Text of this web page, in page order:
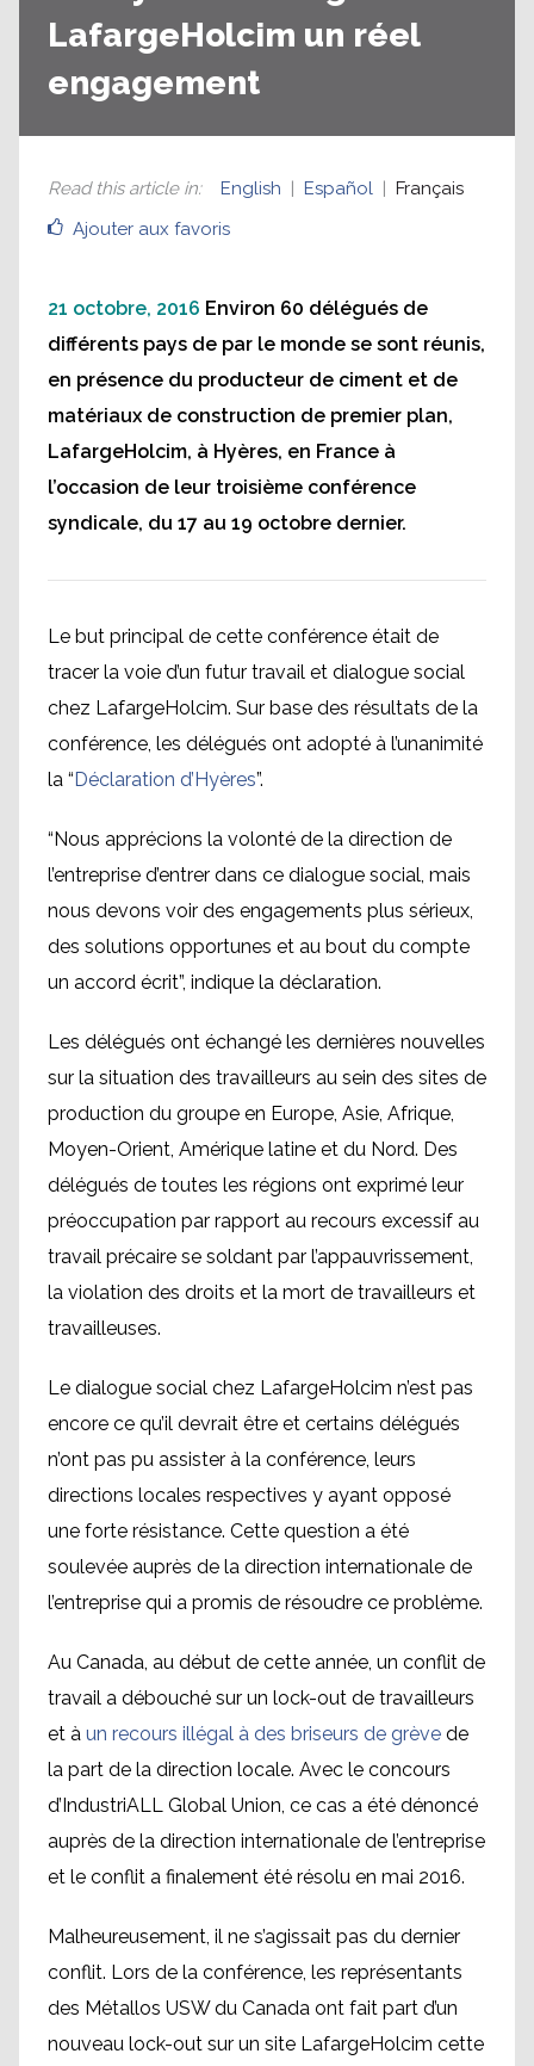
LafargeHolcim un réel
engagement
Ajouter aux favoris
Read this article in: English Español Français
21 octobre, 2016 Environ 60 délégués de
différents pays de par le monde se sont réunis,
en présence du producteur de ciment et de
matériaux de construction de premier plan,
LafargeHolcim, à Hyères, en France à
l’occasion de leur troisième conférence
syndicale, du 17 au 19 octobre dernier.
Le but principal de cette conférence était de
tracer la voie d’un futur travail et dialogue social
chez LafargeHolcim. Sur base des résultats de la
conférence, les délégués ont adopté à l’unanimité
la “Déclaration d’Hyères”.
“Nous apprécions la volonté de la direction de
l’entreprise d’entrer dans ce dialogue social, mais
nous devons voir des engagements plus sérieux,
des solutions opportunes et au bout du compte
un accord écrit”, indique la déclaration.
Les délégués ont échangé les dernières nouvelles
sur la situation des travailleurs au sein des sites de
production du groupe en Europe, Asie, Afrique,
Moyen-Orient, Amérique latine et du Nord. Des
délégués de toutes les régions ont exprimé leur
préoccupation par rapport au recours excessif au
travail précaire se soldant par l’appauvrissement,
la violation des droits et la mort de travailleurs et
travailleuses.
Le dialogue social chez LafargeHolcim n’est pas
encore ce qu’il devrait être et certains délégués
n’ont pas pu assister à la conférence, leurs
directions locales respectives y ayant opposé
une forte résistance. Cette question a été
soulevée auprès de la direction internationale de
l’entreprise qui a promis de résoudre ce problème.
Au Canada, au début de cette année, un conflit de
travail a débouché sur un lock-out de travailleurs
et à un recours illégal à des briseurs de grève de
la part de la direction locale. Avec le concours
d’IndustriALL Global Union, ce cas a été dénoncé
auprès de la direction internationale de l’entreprise
et le conflit a finalement été résolu en mai 2016.
Malheureusement, il ne s’agissait pas du dernier
conflit. Lors de la conférence, les représentants
des Métallos USW du Canada ont fait part d’un
nouveau lock-out sur un site LafargeHolcim cette